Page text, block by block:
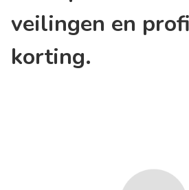
veilingen en
korting.